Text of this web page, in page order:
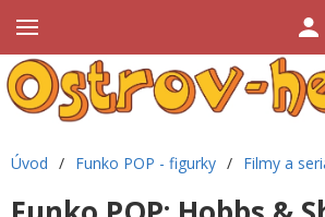
Úvod / Funko POP - figurky / Filmy a